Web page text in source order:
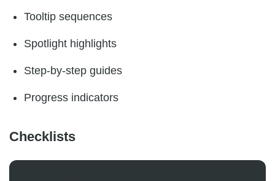
Tooltip sequences
Spotlight highlights
Step-by-step guides
Progress indicators
Checklists